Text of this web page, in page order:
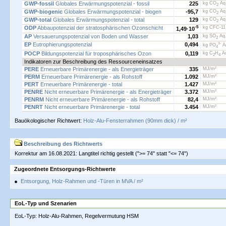
GWP-fossil Globales Erwärmungspotenzial - fossil 225 kg CO2
GWP-biogenic Globales Erwärmungspotenzial - biogen -95,7 kg CO2
GWP-total Globales Erwärmungspotenzial - total 129 kg CO2
ODPAbbaupotenzial der stratosphärischen Ozonschicht 1,49·10-5 kg CFC-
AP Versauerungspotenzial von Boden und Wasser 1,03 kg SO2
EP Eutrophierungspotenzial 0,494 kg PO4
3-
POCP Bildungspotenzial für troposphärisches Ozon 0,119 kg C2H 4
Indikatoren zur Beschreibung des Ressourceneinsatzes
PERE Erneuerbare Primärenergie - als Energieträger 335 MJ/m²
PERM Erneuerbare Primärenergie - als Rohstoff 1.092 MJ/m²
PERT Erneuerbare Primärenergie - total 1.427 MJ/m²
PENRE Nicht erneuerbare Primärenergie - als Energieträger 3.372 MJ/m²
PENRM Nicht erneuerbare Primärenergie - als Rohstoff 82,4 MJ/m²
PENRT Nicht erneuerbare Primärenergie - total 3.454 MJ/m²
Bauökologischer Richtwert: Holz-Alu-Fensterrahmen (90mm dick) / m²
Beschreibung des Richtwerts
Korrektur am 16.08.2021: Langtitel richtig gestellt (">= 74" statt "<= 74")
Zugeordnete Entsorgungs-Richtwerte
Entsorgung, Holz-Rahmen und -Türen in MVA / m²
EoL-Typ und Szenarien
EoL-Typ: Holz-Alu-Rahmen, Regelvermutung HSM